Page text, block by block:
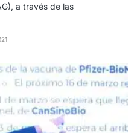
a través de las